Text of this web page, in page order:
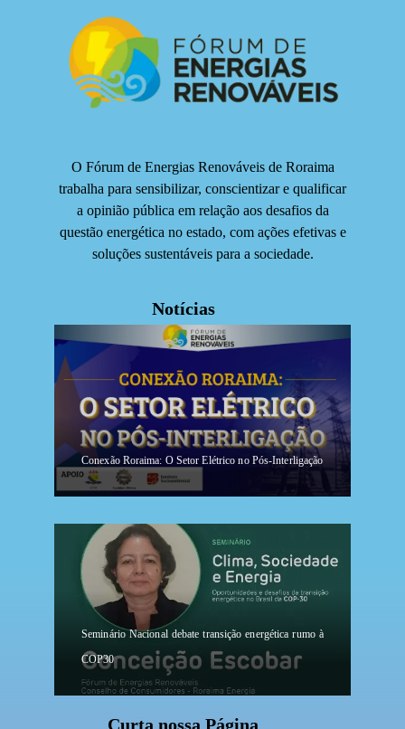
O Fórum de Energias Renováveis de Roraima
trabalha para sensibilizar, conscientizar e qualificar
a opinião pública em relação aos desafios da
questão energética no estado, com ações efetivas e
soluções sustentáveis para a sociedade.
Notícias
Conexão Roraima: O Setor Elétrico no Pós-Interligação
Seminário Nacional debate transição energética rumo à
COP30
Curta nossa Página